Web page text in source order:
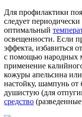
Для профилактики
следует
оптимальный
освещенности. Если
эффекта, избавиться
с помощью народных
применение
кожуры апельсина
настойку, шампунь
душистую (для
средство